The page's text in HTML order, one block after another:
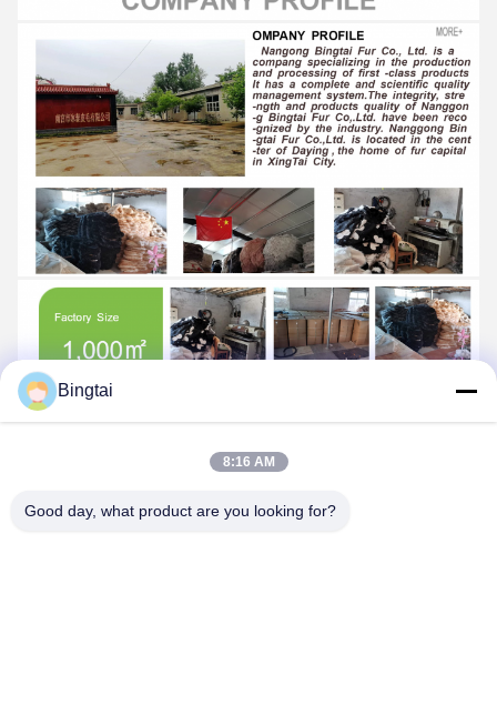
Bingtai
8:16 AM
Good day, what product are you looking for?